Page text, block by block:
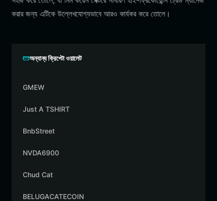
করার জন্য এটিকে উল্লেখযোগ্যভাবে আরও কার্যকর করে তোলে।
অন্যান্য ক্রিপ্টো ওয়ালেট
GMEW
Just A TSHIRT
BnbStreet
NVDA6900
Chud Cat
BELUGACATECOIN